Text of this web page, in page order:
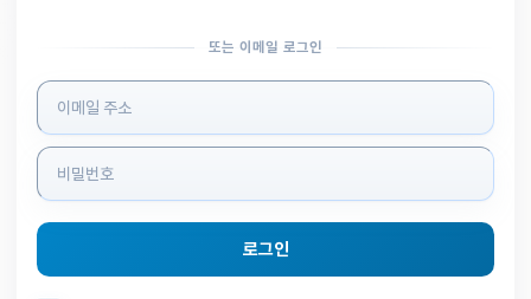
또는 이메일 로그인
로그인 정보 입력
로그인